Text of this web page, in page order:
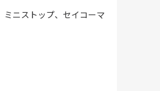
ミニストップ、セイコーマ